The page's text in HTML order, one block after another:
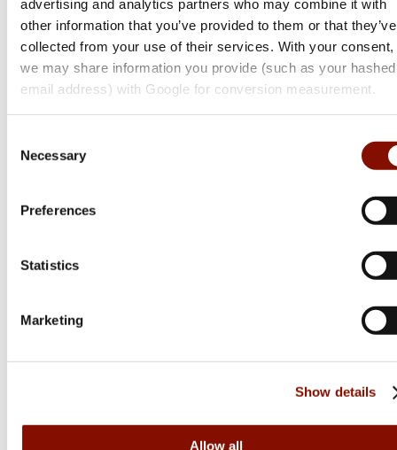
advertising and analytics partners who may combine it with
other information that you’ve provided to them or that they’ve
collected from your use of their services. With your consent,
we may share information you provide (such as your hashed
email address) with Google for conversion measurement.
Selection
Necessary
Preferences
Statistics
Marketing
Show details
Allow all
688 Performance Sporting
Flera varianter
Från 47 699 kr